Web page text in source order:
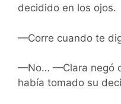
decidido en los ojos.
—Corre cuando te
—No… —Clara negó
había tomado su